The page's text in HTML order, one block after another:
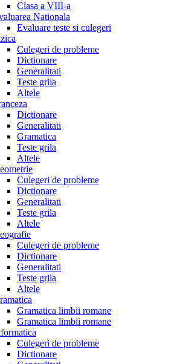
Clasa a VIII-a
Nationala
Evaluare teste si culegeri
Culegeri de probleme
Dictionare
Generalitati
Teste grila
Altele
Dictionare
Generalitati
Gramatica
Teste grila
Altele
Culegeri de probleme
Dictionare
Generalitati
Teste grila
Altele
Culegeri de probleme
Dictionare
Generalitati
Teste grila
Altele
Gramatica limbii romane
Gramatica limbii romane
Culegeri de probleme
Dictionare